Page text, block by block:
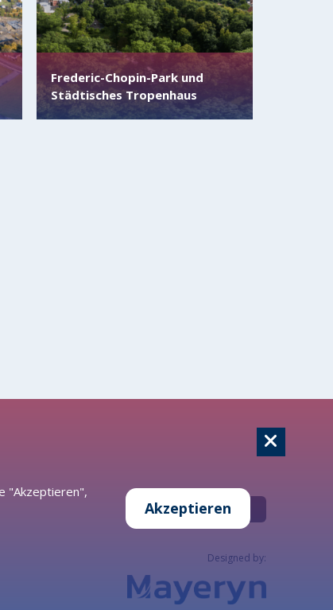
Frederic-Chopin-Park und
Städtisches Tropenhaus
Offene Daten
Designed by:
"Akzeptieren",
Akzeptieren